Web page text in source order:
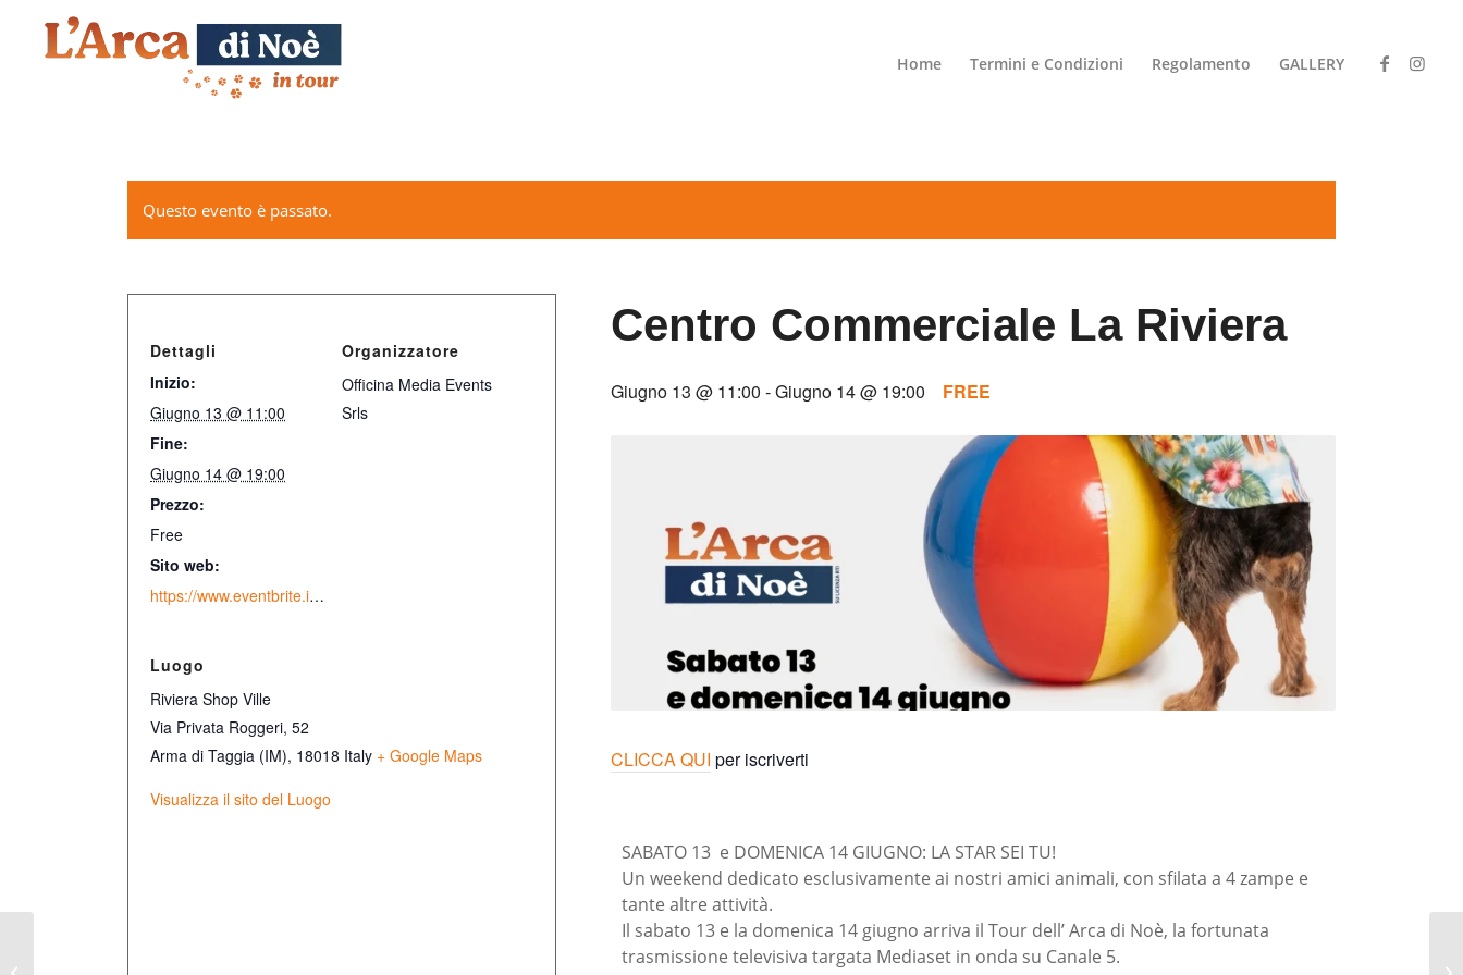
Home Termini e Condizioni Regolamento GALLERY
Questo evento è passato.
Centro Commerciale La Riviera
Giugno 13 @ 11:00 -Giugno 14 @ 19:00 FREE
CLICCA QUI per iscriverti
SABATO 13 e DOMENICA 14 GIUGNO: LA STAR SEI TU!
Un weekend dedicato esclusivamente ai nostri amici animali, con sfilata a 4 zampe e
tante altre attività.
Il sabato 13 e la domenica 14 giugno arriva il Tour dell’ Arca di Noè, la fortunata
trasmissione televisiva targata Mediaset in onda su Canale 5.
Dettagli
Inizio:
Giugno 13 @ 11:00
Fine:
Giugno 14 @ 19:00
Prezzo:
Free
Sito web:
https://www.eventbrite.it/e/centro-commerciale-la-riviera-tickets-1991705057442
Organizzatore
Officina Media Events
Srls
Luogo
Riviera Shop Ville
Via Privata Roggeri, 52
Arma di Taggia (IM), 18018 Italy + Google Maps
Visualizza il sito del Luogo